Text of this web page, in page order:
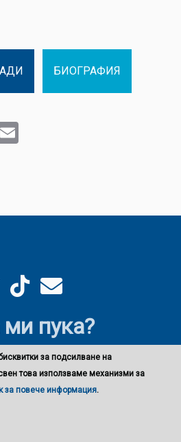
БИОГРАФИЯ
пука?
за подсилване на
това използваме механизми за
за повече информация.